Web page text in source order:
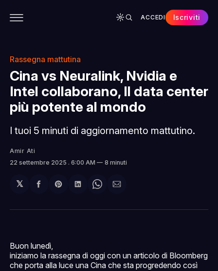
ACCEDI Iscriviti
Rassegna mattutina
Cina vs Neuralink, Nvidia e
Intel collaborano, Il data center
più potente al mondo
I tuoi 5 minuti di aggiornamento mattutino.
Amir Ati
22 settembre 2025 . 6:00 AM 8 minuti
𝕏
Condividi
Facebook
Share
Pinterest
Condividi
LinkedIn
Share
WhatsApp
Condividi
email
Buon lunedì,
iniziamo la rassegna di oggi con un articolo di Bloomberg
che porta alla luce una Cina che sta progredendo così